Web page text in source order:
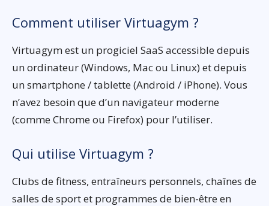
Comment utiliser Virtuagym ?
Virtuagym est un progiciel SaaS accessible depuis
un ordinateur (Windows, Mac ou Linux) et depuis
un smartphone / tablette (Android / iPhone). Vous
n’avez besoin que d’un navigateur moderne
(comme Chrome ou Firefox) pour l’utiliser.
Qui utilise Virtuagym ?
Clubs de fitness, entraîneurs personnels, chaînes de
salles de sport et programmes de bien-être en